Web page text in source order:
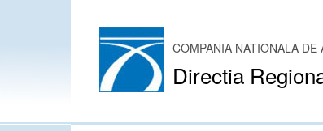
COMPANIA NATIONALA
Directia